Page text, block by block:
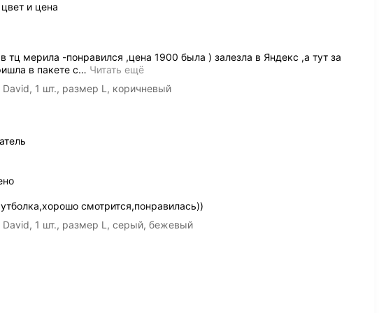
и цена
тц мерила -понравился ,цена 1900 была ) залезла в Яндекс ,а тут за
в пакете с… Читать ещё
1 шт., размер L, коричневый
смотрится,понравилась))
1 шт., размер L, серый, бежевый